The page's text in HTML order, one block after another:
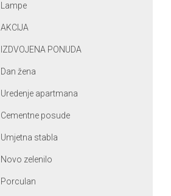
Lampe
AKCIJA
IZDVOJENA PONUDA
Dan žena
Uredenje apartmana
Cementne posude
Umjetna stabla
Novo zelenilo
Porculan